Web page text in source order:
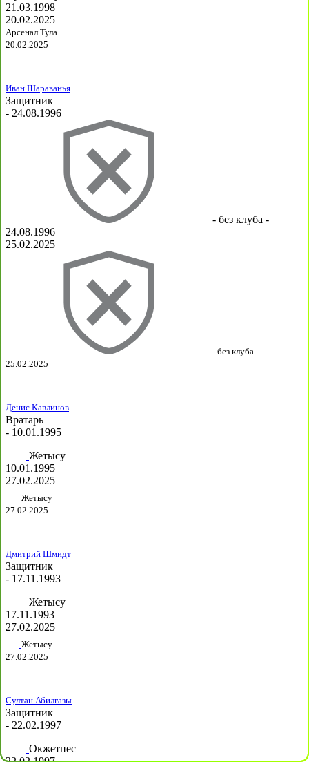
21.03.1998
20.02.2025
Арсенал Тула
20.02.2025
Иван Шараванья
Защитник
- 24.08.1996
- без клуба -
24.08.1996
25.02.2025
- без клуба -
25.02.2025
Денис Кавлинов
Вратарь
- 10.01.1995
Жетысу
10.01.1995
27.02.2025
Жетысу
27.02.2025
Дмитрий Шмидт
Защитник
- 17.11.1993
Жетысу
17.11.1993
27.02.2025
Жетысу
27.02.2025
Султан Абилгазы
Защитник
- 22.02.1997
Окжетпес